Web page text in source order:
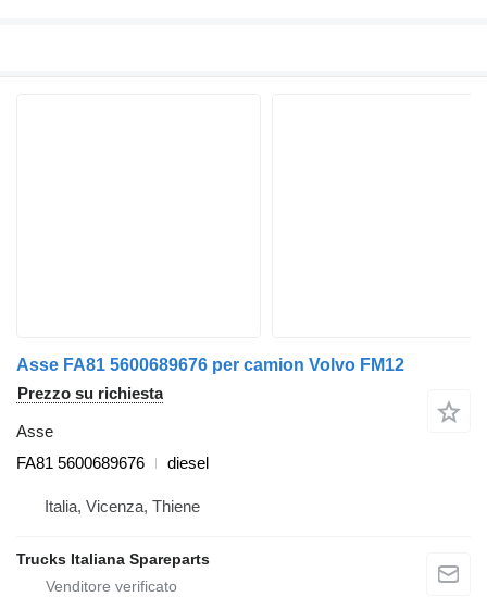
Asse FA81 5600689676 per camion Volvo FM12
Prezzo su richiesta
Asse
FA81 5600689676
diesel
Italia, Vicenza, Thiene
Trucks Italiana Spareparts